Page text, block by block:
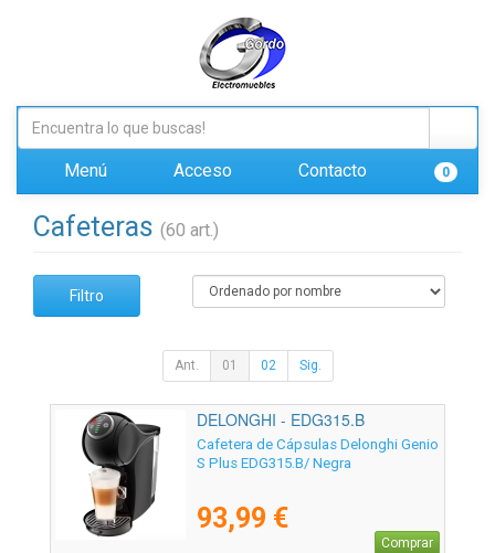
Menú Acceso Contacto 0
Cafeteras (60 art.)
Filtro
Ant. 01 02 Sig.
DELONGHI - EDG315.B
Cafetera de Cápsulas Delonghi Genio
S Plus EDG315.B/ Negra
93,99 €
Comprar